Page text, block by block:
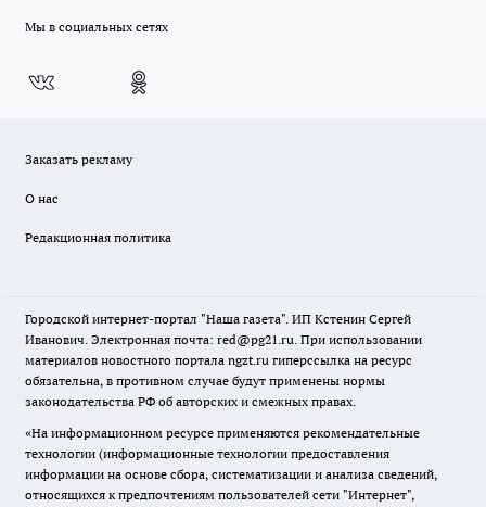
Мы в социальных сетях
Заказать рекламу
О нас
Редакционная политика
Городской интернет-портал "Наша газета". ИП Кстенин Сергей
Иванович. Электронная почта: red@pg21.ru. При использовании
материалов новостного портала ngzt.ru гиперссылка на ресурс
обязательна, в противном случае будут применены нормы
законодательства РФ об авторских и смежных правах.
«На информационном ресурсе применяются рекомендательные
технологии (информационные технологии предоставления
информации на основе сбора, систематизации и анализа сведений,
относящихся к предпочтениям пользователей сети "Интернет",